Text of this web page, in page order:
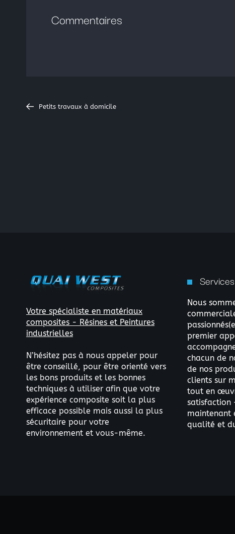
Commentaires
Petits travaux à domicile
Votre spécialiste en matériaux
composites - Résines et Peintures
industrielles
N’hésitez pas à nous appeler pour
être conseillé, pour être orienté vers
les bons produits et les bonnes
techniques à utiliser afin que votre
expérience composite soit la plus
efficace possible mais aussi la plus
sécuritaire pour votre
environnement et vous-même.
Nous
premier
chacun de
de nos
clients sur
tout en
satisfaction
maintenant
qualité et